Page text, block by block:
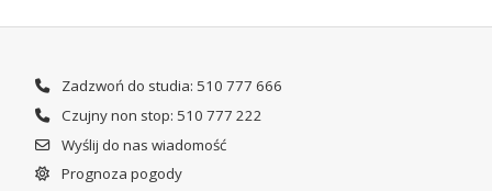
Zadzwoń do studia: 510 777 666
Czujny non stop: 510 777 222
Wyślij do nas wiadomość
Prognoza pogody